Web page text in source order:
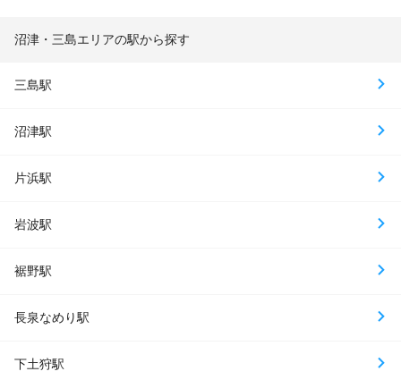
沼津・三島エリアの駅から探す
三島駅
沼津駅
片浜駅
岩波駅
裾野駅
長泉なめり駅
下土狩駅